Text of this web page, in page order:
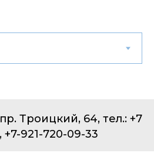
Троицкий, 64, тел.: +7
+7-921-720-09-33